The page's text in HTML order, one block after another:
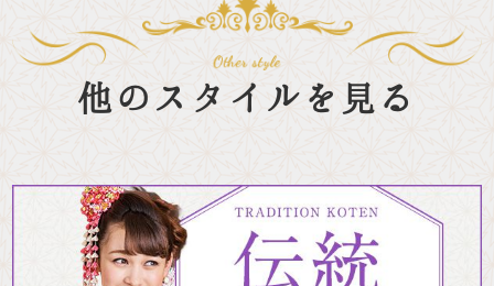
他のスタイルを見る